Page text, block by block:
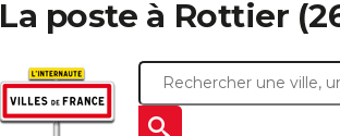
La poste à Rottier